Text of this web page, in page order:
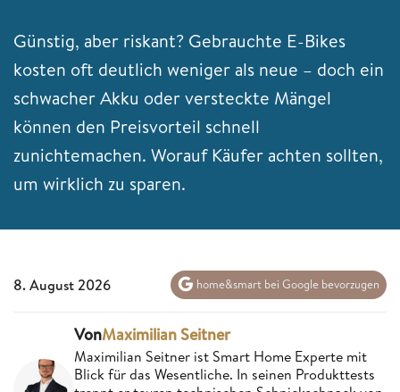
Günstig, aber riskant? Gebrauchte E-Bikes
kosten oft deutlich weniger als neue – doch ein
schwacher Akku oder versteckte Mängel
können den Preisvorteil schnell
zunichtemachen. Worauf Käufer achten sollten,
um wirklich zu sparen.
8. August 2026 home&smart bei Google bevorzugen
VonMaximilian Seitner
Maximilian Seitner ist Smart Home Experte mit
Blick für das Wesentliche. In seinen Produkttests